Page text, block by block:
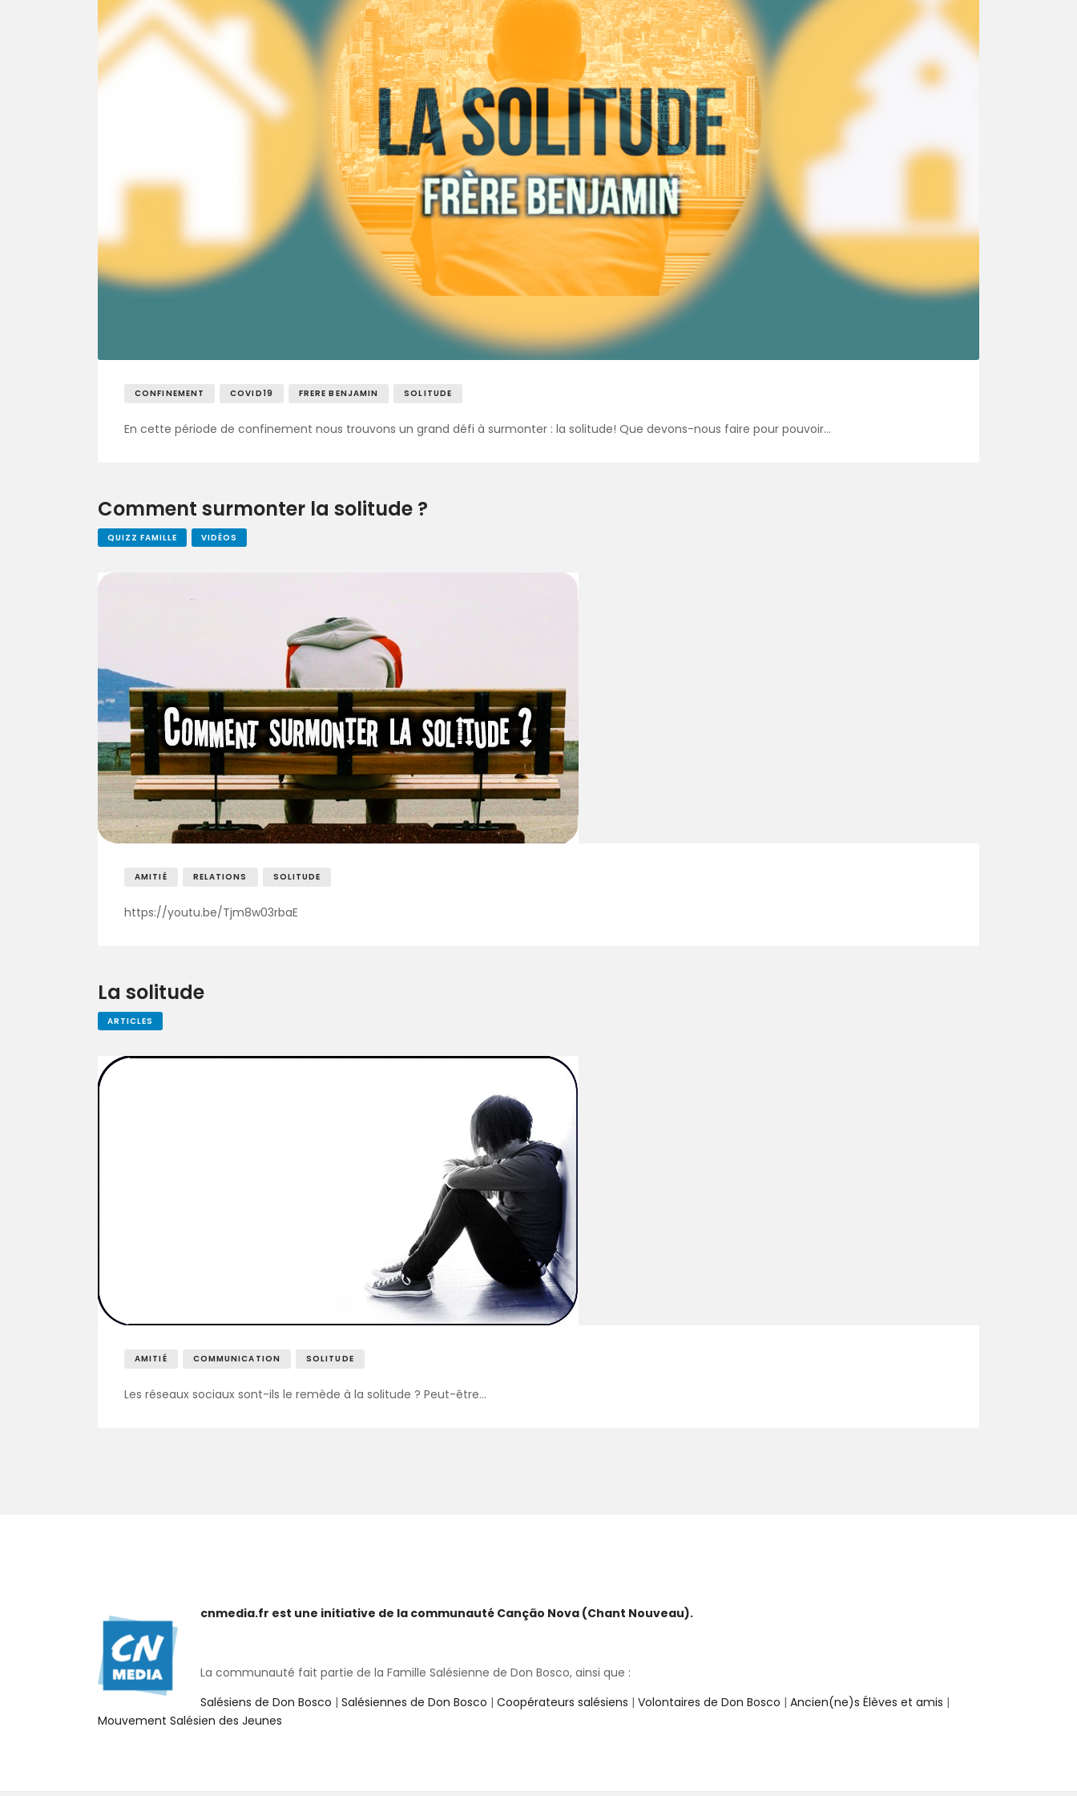
CONFINEMENT COVID19 FRERE BENJAMIN SOLITUDE
En cette période de confinement nous trouvons un grand défi à surmonter : la solitude! Que devons-nous faire pour pouvoir…
Comment surmonter la solitude ?
QUIZZ FAMILLE VIDÉOS
AMITIÉ RELATIONS SOLITUDE
https://youtu.be/Tjm8w03rbaE
La solitude
ARTICLES
AMITIÉ COMMUNICATION SOLITUDE
Les réseaux sociaux sont-ils le remède à la solitude ? Peut-être…
cnmedia.fr est une initiative de la communauté Canção Nova (Chant Nouveau).
La communauté fait partie de la Famille Salésienne de Don Bosco, ainsi que :
Salésiens de Don Bosco | Salésiennes de Don Bosco | Coopérateurs salésiens | Volontaires de Don Bosco | Ancien(ne)s Élèves et amis |
Mouvement Salésien des Jeunes